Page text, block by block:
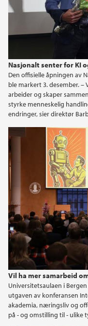
Nasjonalt senter for KI
Den offisielle åpningen av
ble markert 3. desember.
arbeider og skaper
styrke menneskelig
endringer, sier direktør
Vil ha mer samarbeid
Universitetsaulaen i
utgaven av konferansen
akademia, næringsliv og
på - og omstilling til - ulike